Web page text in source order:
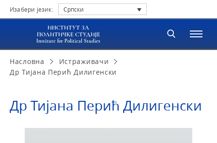
Изабери језик: Српски
ИНСТИТУТ ЗА
ПОЛИТИЧКЕ СТУДИЈЕ
Institute for Political Studies
Насловна
Истраживачи
Др Тијана Перић Дилигенски
Др Тијана Перић Дилигенски